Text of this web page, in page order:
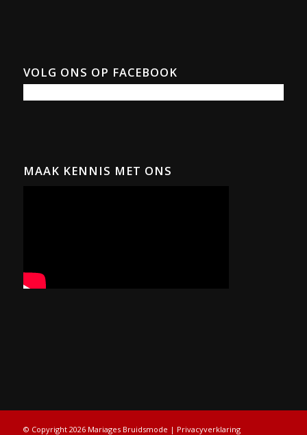
VOLG ONS OP FACEBOOK
MAAK KENNIS MET ONS
© Copyright 2026 Mariages Bruidsmode | Privacyverklaring